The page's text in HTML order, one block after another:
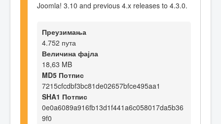
Joomla! 3.10 and previous 4.x releases to 4.3.0.
Преузимања
4.752 пута
Величина фајла
18,63 MB
MD5 Потпис
7215cfcdbf3bc81de02657bfce495aa1
SHA1 Потпис
0e0a6089a916fb13d1f441a6c058017da5b36
9f0